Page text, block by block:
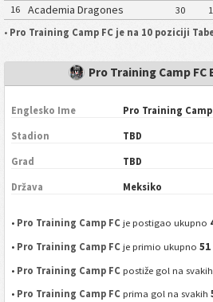
16
Academia Dragones 30
• Pro Training Camp FC je na 10 poziciji
Pro Training Camp
Englesko Ime Pro Training Camp
Stadion TBD
Grad TBD
Država Meksiko
• Pro Training Camp FC je postigao ukupno
• Pro Training Camp FC je primio ukupno51
• Pro Training Camp FC postiže gol na
• Pro Training Camp FC prima gol na svakih